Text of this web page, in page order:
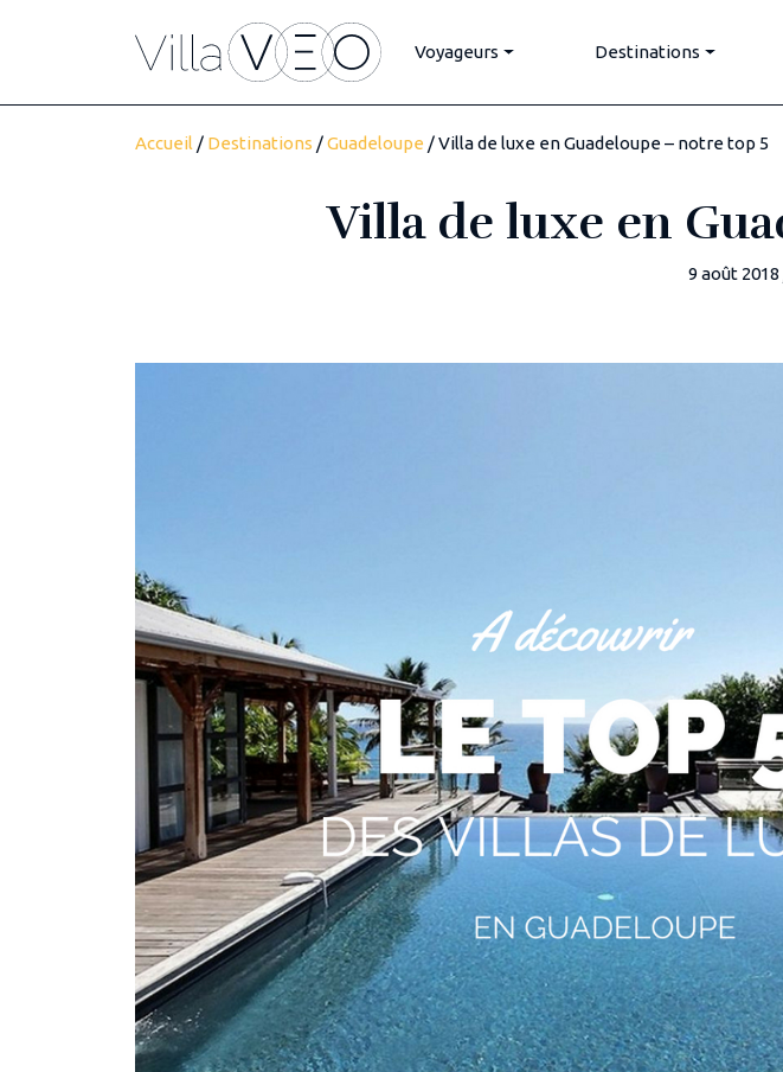
Voyageurs Destinations
Accueil / Destinations /Guadeloupe / Villa de luxe en Guadeloupe – notre top 5
Villa de luxe en
9 août 2018